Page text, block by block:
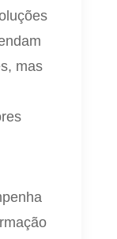
mas